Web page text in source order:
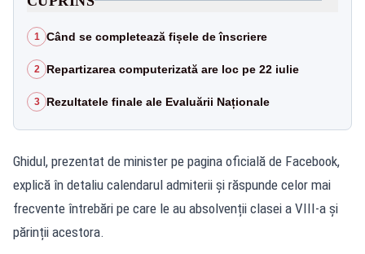
1 Când se completează fișele de înscriere
2 Repartizarea computerizată are loc pe 22 iulie
3 Rezultatele finale ale Evaluării Naționale
Ghidul, prezentat de minister pe pagina oficială de Facebook,
explică în detaliu calendarul admiterii și răspunde celor mai
frecvente întrebări pe care le au absolvenții clasei a VIII-a și
părinții acestora.